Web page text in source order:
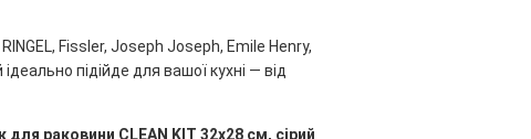
Fissler, Joseph Joseph, Emile Henry,
підійде для вашої кухні — від
раковини CLEAN KIT 32x28 см, сірий